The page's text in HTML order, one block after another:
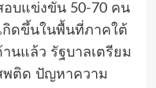
อบแข่งขัน 50-70 คน
กิดขึ้นในพื้นที่ภาคใต้
นแล้ว รัฐบาลเตรียม
พติด ปัญหาความ